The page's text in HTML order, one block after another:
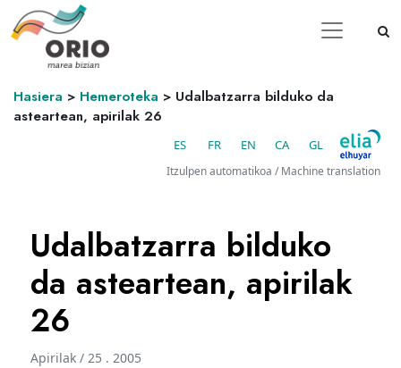
Hasiera > Hemeroteka > Udalbatzarra bilduko da
asteartean, apirilak 26
ES FR EN CA GL
Itzulpen automatikoa / Machine translation
Udalbatzarra bilduko
da asteartean, apirilak
26
Apirilak / 25 . 2005